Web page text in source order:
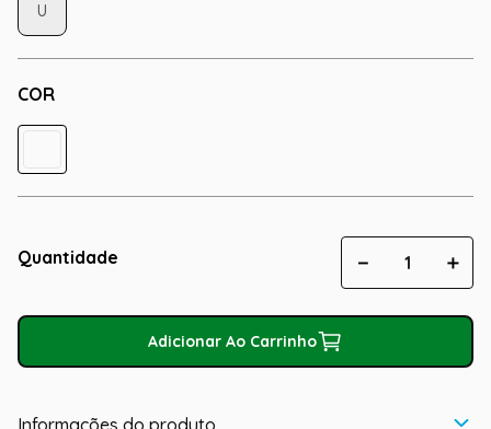
COR
U
Quantidade ＋
－
Adicionar Ao Carrinho
Informações do produto